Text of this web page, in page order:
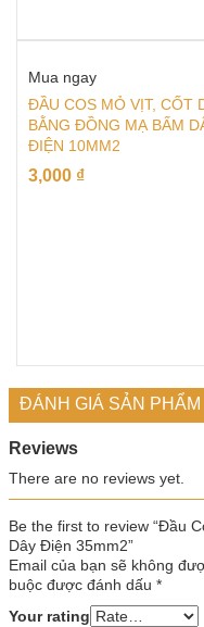
Mua ngay
ĐẦU COS MỎ VỊT, CỐT
BẰNG ĐỒNG MẠ BẤM
ĐIỆN 10MM2
3,000 ₫
ĐÁNH GIÁ SẢN PHẨM
Reviews
There are no reviews yet.
Be the first to review “Đầu
Dây Điện 35mm2”
Email của bạn sẽ không
buộc được đánh dấu *
Your rating